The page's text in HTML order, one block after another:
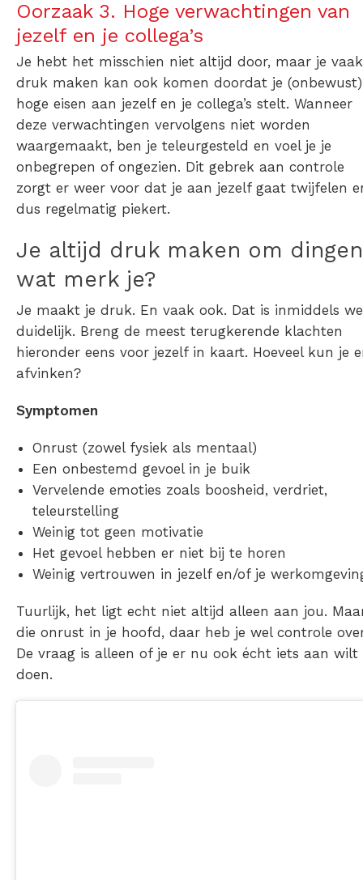
Oorzaak 3. Hoge verwachtingen van
jezelf en je collega’s
Je hebt het misschien niet altijd door, maar je vaak
druk maken kan ook komen doordat je (onbewust)
hoge eisen aan jezelf en je collega’s stelt. Wanneer
deze verwachtingen vervolgens niet worden
waargemaakt, ben je teleurgesteld en voel je je
onbegrepen of ongezien. Dit gebrek aan controle
zorgt er weer voor dat je aan jezelf gaat twijfelen
dus regelmatig piekert.
Je altijd druk maken om
wat merk je?
Je maakt je druk. En vaak ook. Dat is inmiddels
duidelijk. Breng de meest terugkerende klachten
hieronder eens voor jezelf in kaart. Hoeveel kun je
afvinken?
Symptomen
Onrust (zowel fysiek als mentaal)
Een onbestemd gevoel in je buik
Vervelende emoties zoals boosheid, verdriet,
teleurstelling
Weinig tot geen motivatie
Het gevoel hebben er niet bij te horen
Weinig vertrouwen in jezelf en/of je
Tuurlijk, het ligt echt niet altijd alleen aan jou.
die onrust in je hoofd, daar heb je wel controle
De vraag is alleen of je er nu ook écht iets aan wilt
doen.